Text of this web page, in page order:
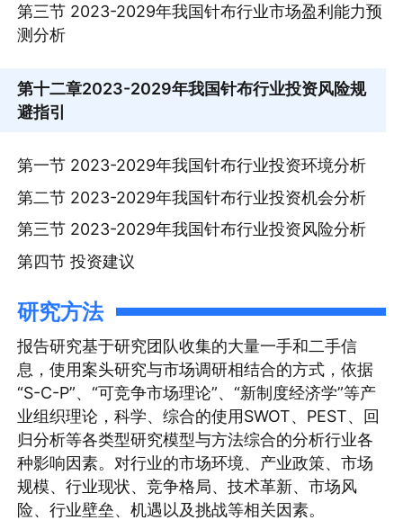
第三节 2023-2029年我国针布行业市场盈利能力预
测分析
第十二章2023-2029年我国针布行业投资风险规
避指引
第一节 2023-2029年我国针布行业投资环境分析
第二节 2023-2029年我国针布行业投资机会分析
第三节 2023-2029年我国针布行业投资风险分析
第四节 投资建议
研究方法
报告研究基于研究团队收集的大量一手和二手信
息，使用案头研究与市场调研相结合的方式，依据
“S-C-P”、“可竞争市场理论”、“新制度经济学”等产
业组织理论，科学、综合的使用SWOT、PEST、回
归分析等各类型研究模型与方法综合的分析行业各
种影响因素。对行业的市场环境、产业政策、市场
规模、行业现状、竞争格局、技术革新、市场风
险、行业壁垒、机遇以及挑战等相关因素。